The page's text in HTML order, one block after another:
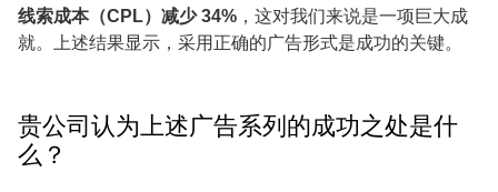
线索成本（CPL）减少 34% ，这对我们来说是一项巨大成
就。上述结果显示，采用正确的广告形式是成功的关键。
贵公司认为上述广告系列的成功之处是什
么？